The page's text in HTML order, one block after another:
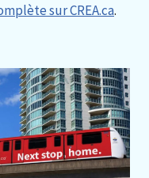
sur CREA.ca.